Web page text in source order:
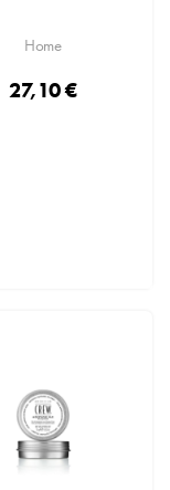
Home
27,10 €